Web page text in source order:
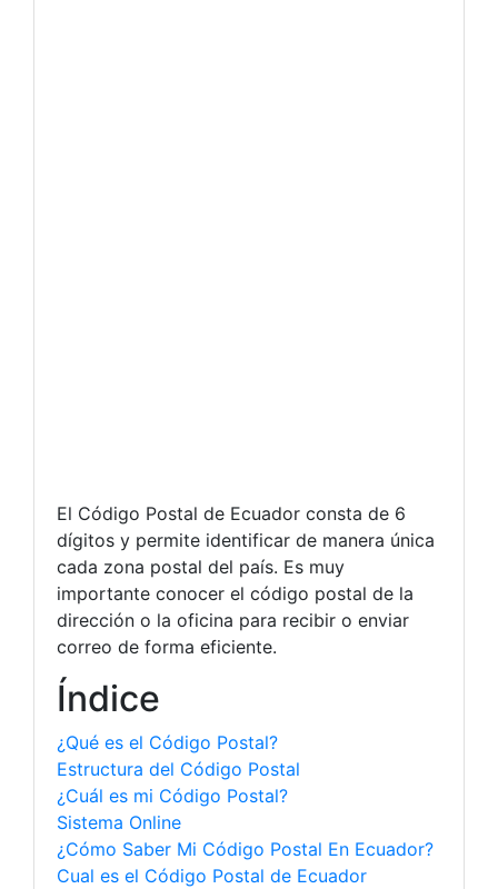
El Código Postal de Ecuador consta de 6
dígitos y permite identificar de manera única
cada zona postal del país. Es muy
importante conocer el código postal de la
dirección o la oficina para recibir o enviar
correo de forma eficiente.
Índice
¿Qué es el Código Postal?
Estructura del Código Postal
¿Cuál es mi Código Postal?
Sistema Online
¿Cómo Saber Mi Código Postal En Ecuador?
Cual es el Código Postal de Ecuador